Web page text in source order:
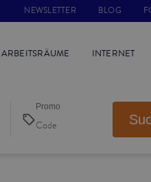
NEWSLETTER BLOG
ARBEITSRÄUME INTERNET
Promo